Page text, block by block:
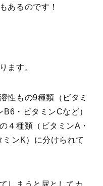
あるのです！
ます。
性もの9種類（ビタミ
・ビタミンCなど）
４種類（ビタミンA・
ンK）に分けられて
しまうと尿としてカ